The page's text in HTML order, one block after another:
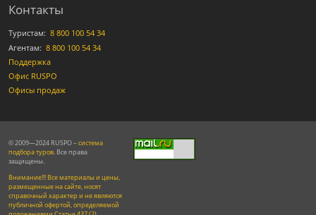
Контакты
Туристам: 8 800 100 54 34
Агентам: 8 800 100 54 34
Поддержка
Офис RUSPO
Офисы продаж
© 2009—2024 RUSPO – система
подбора туров. Все права
защищены.
Внимание!!! Все материалы и цены,
размещенные на сайте, носят
справочный характер и не являются
публичной офертой, определяемой